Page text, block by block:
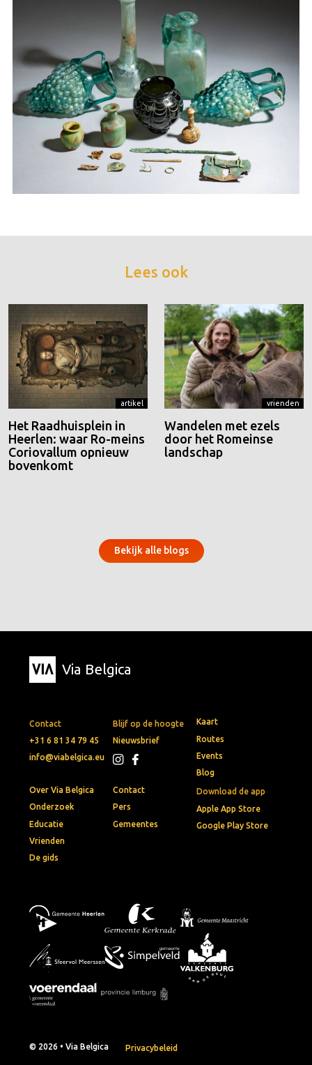
Lees ook
artikel
Het Raadhuisplein in
Heerlen: waar Ro-meins
Coriovallum opnieuw
bovenkomt
vrienden
Wandelen met ezels
door het Romeinse
landschap
Bekijk alle blogs
Via Belgica
Contact
+31 6 81 34 79 45
info@viabelgica.eu
Blijf op de hoogte
Nieuwsbrief
Download de app
Apple App Store
Google Play Store
Kaart
Routes
Events
Blog
Over Via Belgica
Onderzoek
Educatie
Vrienden
De gids
Contact
Pers
Gemeentes
© 2026 • Via Belgica Privacybeleid